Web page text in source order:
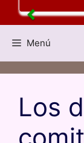
Menú
Los